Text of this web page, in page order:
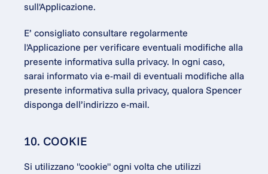
sull'Applicazione.
E’ consigliato consultare regolarmente
l'Applicazione per verificare eventuali modifiche alla
presente informativa sulla privacy. In ogni caso,
sarai informato via e-mail di eventuali modifiche alla
presente informativa sulla privacy, qualora Spencer
disponga dell’indirizzo e-mail.
10. COOKIE
Si utilizzano "cookie" ogni volta che utilizzi